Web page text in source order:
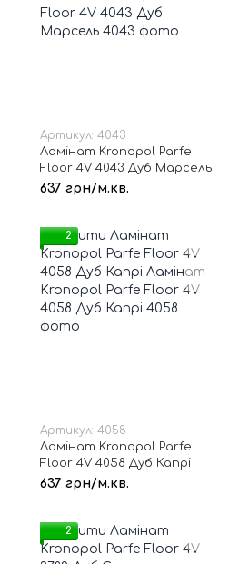
Артикул: 4043
Ламінат Kronopol Parfe
Floor 4V 4043 Дуб Марсель
637 грн/м.кв.
2
Артикул: 4058
Ламінат Kronopol Parfe
Floor 4V 4058 Дуб Капрі
637 грн/м.кв.
2